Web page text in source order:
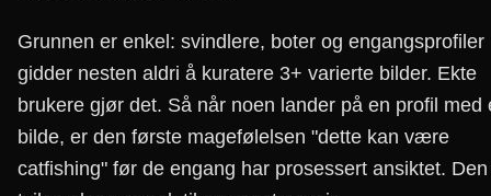
Grunnen er enkel: svindlere, boter og engangsprofiler
gidder nesten aldri å kuratere 3+ varierte bilder. Ekte
brukere gjør det. Så når noen lander på en profil med
bilde, er den første magefølelsen "dette kan være
catfishing" før de engang har prosessert ansiktet. Den